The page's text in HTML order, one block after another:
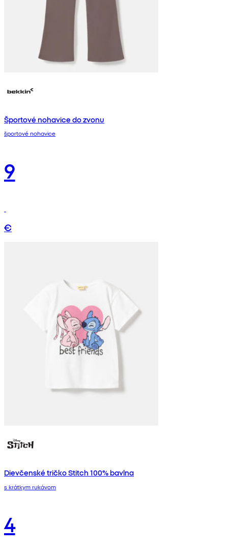
Športové nohavice do zvonu
športové nohavice
9
€
Dievčenské tričko Stitch 100% bavlna
s krátkym rukávom
4